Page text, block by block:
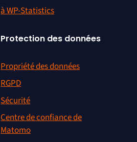
à WP-Statistics
Protection des données
Propriété des données
RGPD
Sécurité
Centre de confiance de
Matomo